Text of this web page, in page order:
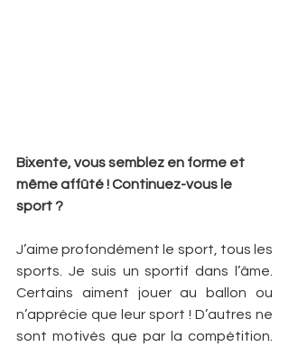
Bixente, vous semblez en forme et
même affûté ! Continuez-vous le
sport ?
J’aime profondément le sport, tous les
sports. Je suis un sportif dans l’âme.
Certains aiment jouer au ballon ou
n’apprécie que leur sport ! D’autres ne
sont motivés que par la compétition.